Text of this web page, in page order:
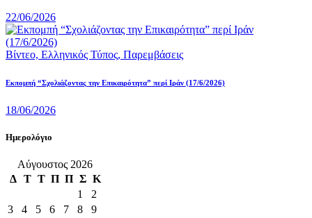
22/06/2026
Βίντεο, Ελληνικός Τύπος, Παρεμβάσεις
Εκπομπή “Σχολιάζοντας την Επικαιρότητα” περί Ιράν (17/6/2026)
18/06/2026
Ημερολόγιο
Αύγουστος 2026
Δ Τ Τ Π Π Σ Κ
1
2
3
4 5 6 7 8
9